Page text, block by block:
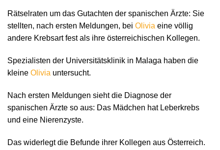
Rätselraten um das Gutachten der spanischen Ärzte: Sie
stellten, nach ersten Meldungen, bei Olivia eine völlig
andere Krebsart fest als ihre österreichischen Kollegen.
Spezialisten der Universitätsklinik in Malaga haben die
kleine Olivia untersucht.
Nach ersten Meldungen sieht die Diagnose der
spanischen Ärzte so aus: Das Mädchen hat Leberkrebs
und eine Nierenzyste.
Das widerlegt die Befunde ihrer Kollegen aus Österreich.